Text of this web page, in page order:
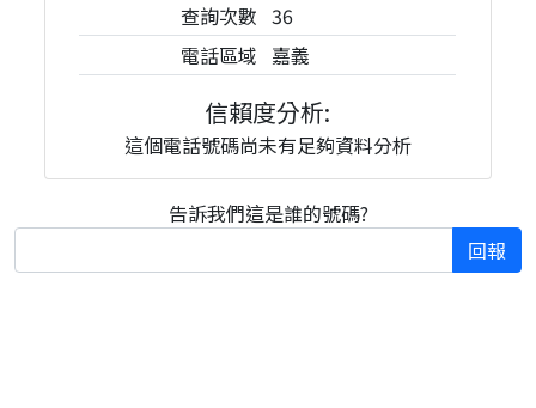
查詢次數 36
電話區域 嘉義
信賴度分析:
這個電話號碼尚未有足夠資料分析
告訴我們這是誰的號碼?
回報